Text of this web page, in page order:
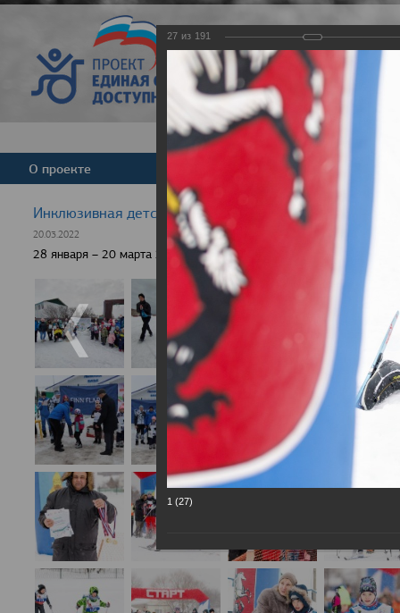
Версия для
О проекте Новости
Инклюзивная детская гонка "Лыжня здоровья" 2022
20.03.2022
28 января – 20 марта 2022 г., 10 населенных пунктов России,
27 из 191
1 (27)